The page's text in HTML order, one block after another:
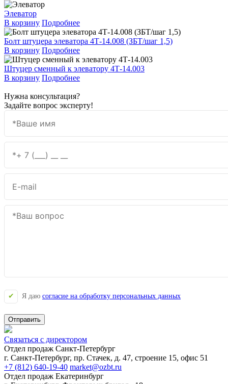
Элеватор
В корзину Подробнее
Болт штуцера элеватора 4Т-14.008 (ЗБТ/шаг 1,5)
В корзину Подробнее
Штуцер сменный к элеватору 4Т-14.003
В корзину Подробнее
Нужна консультация?
Задайте вопрос эксперту!
Я даю согласие на обработку персональных данных
Отправить
Связаться с директором
Отдел продаж Санкт-Петербург
г. Санкт-Петербург, пр. Стачек, д. 47, строение 15, офис 51
+7 (812) 640-19-40 market@ozbt.ru
Отдел продаж Екатеринбург